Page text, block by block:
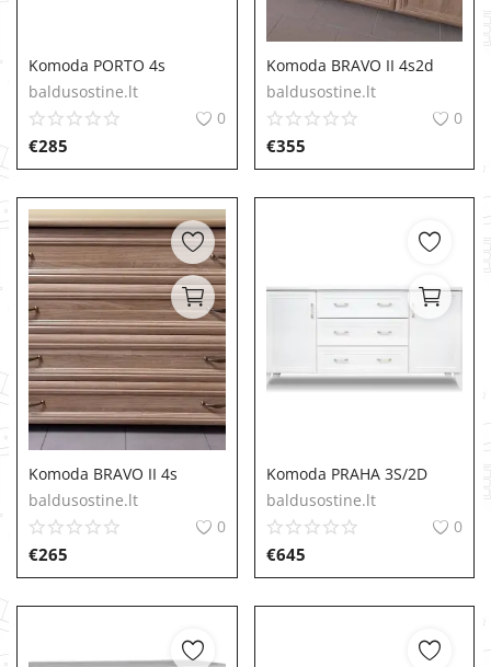
Komoda PORTO 4s
baldusostine.lt
0
€285
Komoda BRAVO II 4s2d
baldusostine.lt
0
€355
Komoda BRAVO II 4s
baldusostine.lt
0
€265
Komoda PRAHA 3S/2D
baldusostine.lt
0
€645